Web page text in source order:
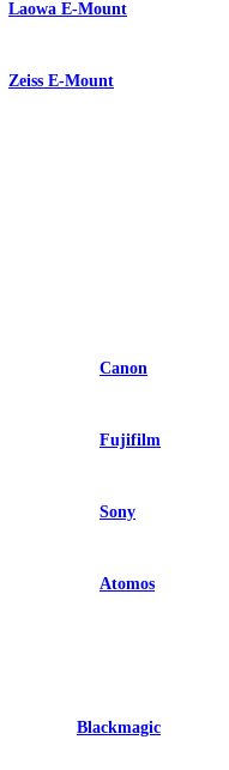
Laowa E-Mount
Zeiss E-Mount
Canon
Fujifilm
Sony
Atomos
Blackmagic